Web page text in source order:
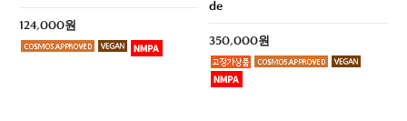
124,000원
de
350,000원